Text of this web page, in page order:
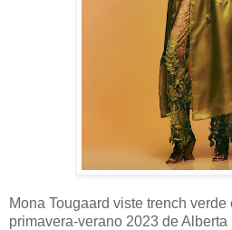
Mona Tougaard viste trench verde
primavera-verano 2023 de Alberta